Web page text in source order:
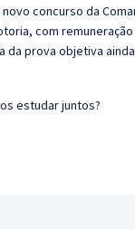
concurso da
com
da prova objetiva
estudar juntos?